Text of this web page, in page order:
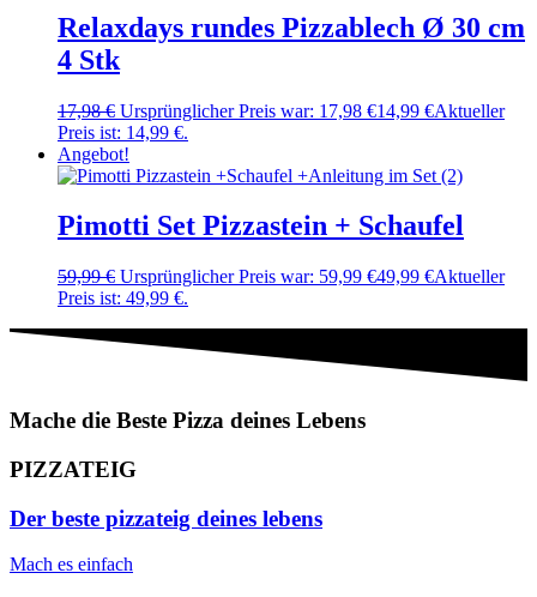
Relaxdays rundes Pizzablech Ø 30 cm
4 Stk
17,98€ Ursprünglicher Preis war: 17,98 €14,99 €Aktueller
Preis ist: 14,99 €.
Angebot!
Pimotti Set Pizzastein + Schaufel
59,99€ Ursprünglicher Preis war: 59,99 €49,99 €Aktueller
Preis ist: 49,99 €.
Mache die Beste Pizza deines Lebens
PIZZATEIG
Der beste pizzateig deines lebens
Mach es einfach